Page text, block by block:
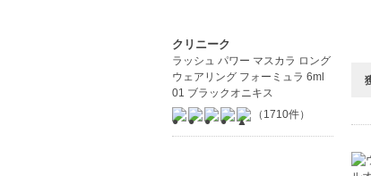
の
⑤
クリニーク
ラッシュ パワー マスカラ ロング
ウェアリング フォーミュラ 6ml
01 ブラックオニキス
（1710件）